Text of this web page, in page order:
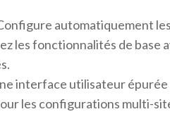
automatiquement
les fonctionnalités de base
interface utilisateur épurée
les configurations multi-